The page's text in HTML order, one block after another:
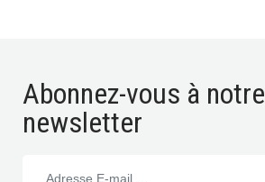
Abonnez-vous à notre
newsletter